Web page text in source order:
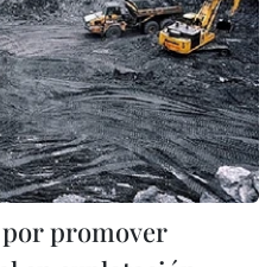
promover